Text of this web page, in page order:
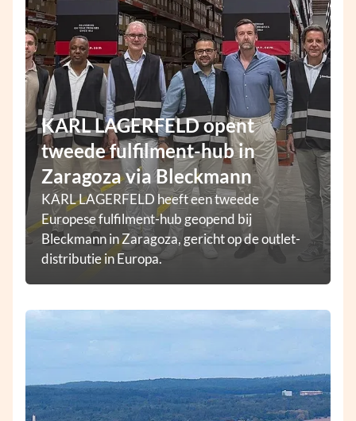
KARL LAGERFELD opent
tweede fulfilment-hub in
Zaragoza via Bleckmann
KARL LAGERFELD heeft een tweede
Europese fulfilment-hub geopend bij
Bleckmann in Zaragoza, gericht op de outlet-
distributie in Europa.